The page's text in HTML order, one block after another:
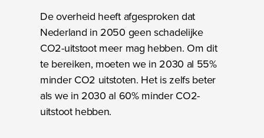
De overheid heeft afgesproken dat
Nederland in 2050 geen schadelijke
CO2-uitstoot meer mag hebben. Om dit
te bereiken, moeten we in 2030 al 55%
minder CO2 uitstoten. Het is zelfs beter
als we in 2030 al 60% minder CO2-
uitstoot hebben.